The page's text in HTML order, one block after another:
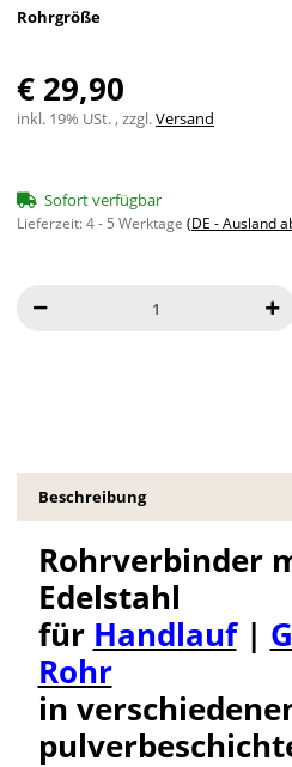
Rohrgröße
€ 29,90
inkl. 19% USt. , zzgl.Versand
Sofort verfügbar
Lieferzeit:4 - 5 Werktage (DE - Ausland
Beschreibung
Rohrverbinder
Edelstahl
für Handlauf|
Rohr
in